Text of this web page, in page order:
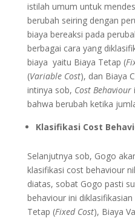
istilah umum untuk
berubah seiring dengan
biaya bereaksi pada
berbagai cara yang
biaya yaitu Biaya Tetap (
(Variable Cost), dan Biaya
intinya sob, Cost Behaviour
bahwa berubah ketika
Klasifikasi Cost
Selanjutnya sob, Gogo
klasifikasi cost behaviour
diatas, sobat Gogo pasti
behaviour ini
Tetap (Fixed Cost), Biaya